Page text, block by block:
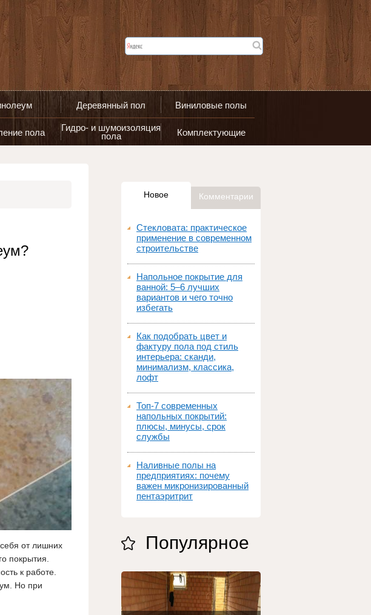
Деревянный пол Виниловые полы
пола
Гидро- и шумоизоляция
пола
Комплектующие
от лишних
покрытия.
к работе.
Но при
Новое Комментарии
Стекловата: практическое
применение в современном
строительстве
Напольное покрытие для
ванной: 5–6 лучших
вариантов и чего точно
избегать
Как подобрать цвет и
фактуру пола под стиль
интерьера: сканди,
минимализм, классика,
лофт
Топ‑7 современных
напольных покрытий:
плюсы, минусы, срок
службы
Наливные полы на
предприятиях: почему
важен микронизированный
пентаэритрит
Популярное